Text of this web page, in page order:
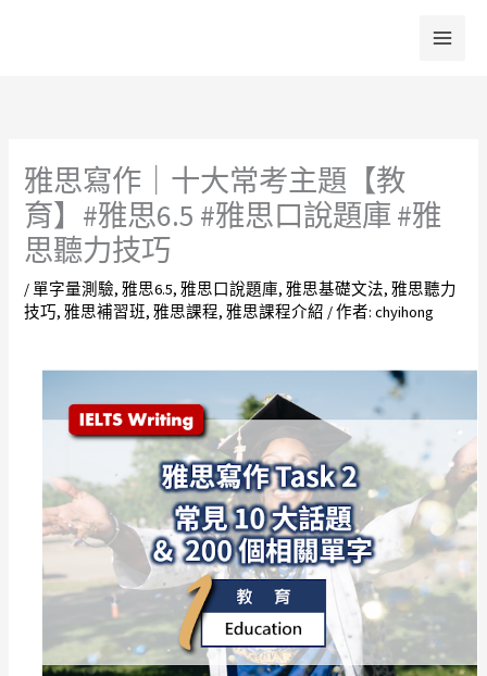
雅思寫作｜十大常考主題【教
育】#雅思6.5 #雅思口說題庫 #雅
思聽力技巧
/單字量測驗,雅思6.5,雅思口說題庫,雅思基礎文法,雅思聽力
技巧,雅思補習班,雅思課程,雅思課程介紹 / 作者:chyihong